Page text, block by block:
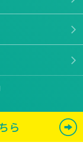
ら